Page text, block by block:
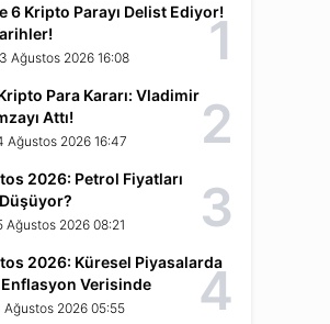
6 Kripto Parayı Delist Ediyor!
Ağustos 2026 16:08 1
Para Kararı: Vladimir
Attı!
Ağustos 2026 16:47 2
2026: Petrol Fiyatları
Ağustos 2026 08:21 3
2026: Küresel Piyasalarda
Verisinde
Ağustos 2026 05:55 4